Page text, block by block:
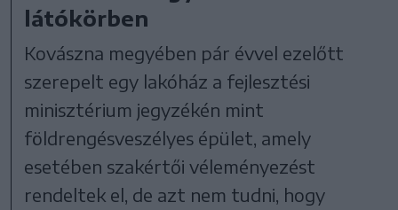
látókörben
Kovászna megyében pár évvel ezelőtt
szerepelt egy lakóház a fejlesztési
minisztérium jegyzékén mint
földrengésveszélyes épület, amely
esetében szakértői véleményezést
rendeltek el, de azt nem tudni, hogy